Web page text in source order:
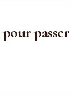
passer